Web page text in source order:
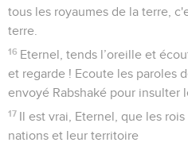
tous les royaumes de la terre,
terre.
16 Eternel, tends l’oreille et
et regarde ! Ecoute les paroles
envoyé Rabshaké pour insulter
17 Il est vrai, Eternel, que les
nations et leur territoire